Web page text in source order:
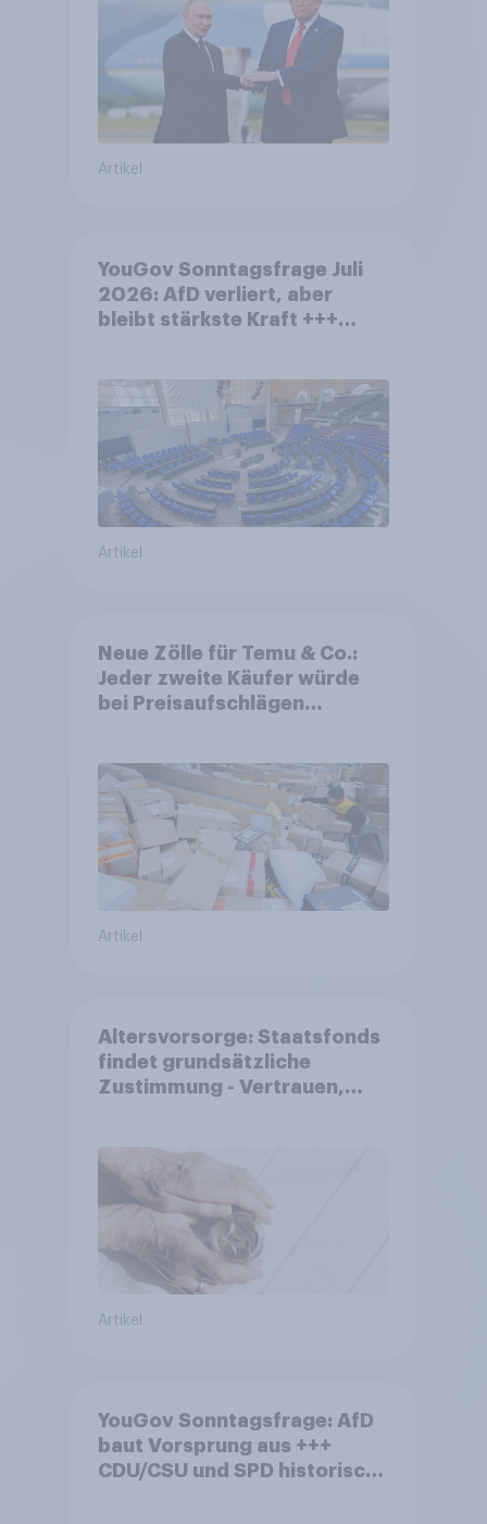
Bedrohungen und Bündnisse
bewerten
Artikel
YouGov Sonntagsfrage Juli
2026: AfD verliert, aber
bleibt stärkste Kraft +++
Artikel
Neue Zölle für Temu & Co.:
Jeder zweite Käufer würde
bei Preisaufschlägen
Artikel
Altersvorsorge: Staatsfonds
findet grundsätzliche
Zustimmung - Vertrauen,
Akzeptanz
Artikel
YouGov Sonntagsfrage: AfD
baut Vorsprung aus +++
CDU/CSU und SPD historisch